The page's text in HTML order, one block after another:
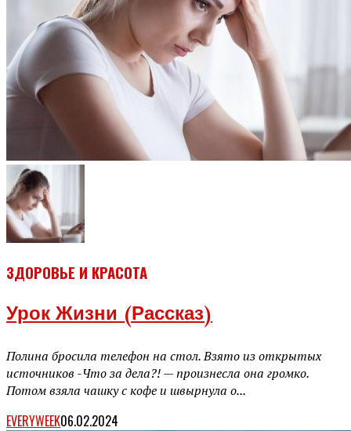
ЗДОРОВЬЕ И КРАСОТА
Урок Жизни (рассказ)
Полина бросила телефон на стол. Взято из открытых
источников -Что за дела?! — произнесла она громко.
Потом взяла чашку с кофе и швырнула о...
EVERYWEEK06.02.2024